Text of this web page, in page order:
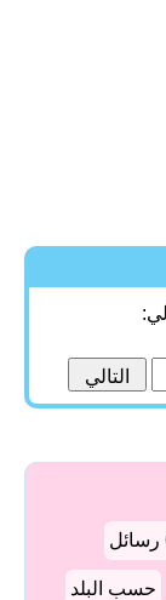
حسب البلد